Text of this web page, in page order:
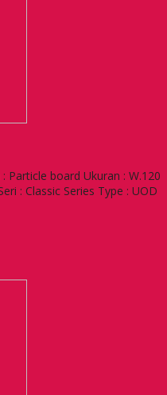
Particle board Ukuran : W.120
: Classic Series Type : UOD